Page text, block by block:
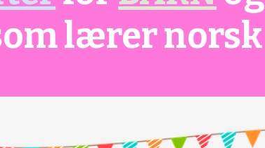
lærer norsk